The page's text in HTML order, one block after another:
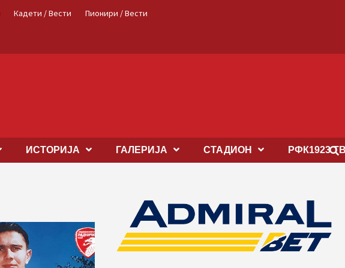
Кадети / Вести Пионири / Вести
ИСТОРИЈА ГАЛЕРИЈА СТАДИОН РФК1923